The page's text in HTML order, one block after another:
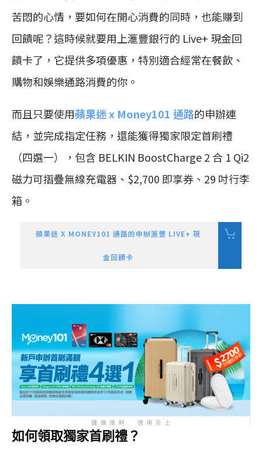
苦悶的心情，要如何在開心消費的同時，也能賺到
回饋呢？這時候就要用上滙豐銀行的 Live+ 現金回
饋卡了，它提供多項優惠，特別適合經常在餐飲、
購物和娛樂通路消費的你。
而且只要使用蘋果迷 x Money101 通路的申辦連
結，並完成指定任務，還能獲得獨家限定首刷禮
（四選一），包含 BELKIN BoostCharge 2 合 1 Qi2
磁力可摺疊無線充電器、$2,700 即享券、29 吋行李
箱。
蘋果迷 X MONEY101 通路的申辦滙豐 LIVE+ 現
金回饋卡
如何領取獨家首刷禮？